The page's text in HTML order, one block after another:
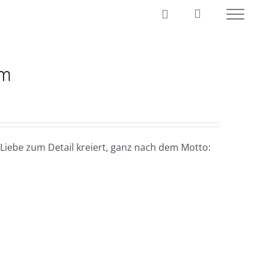
zum Detail kreiert, ganz nach dem Motto: